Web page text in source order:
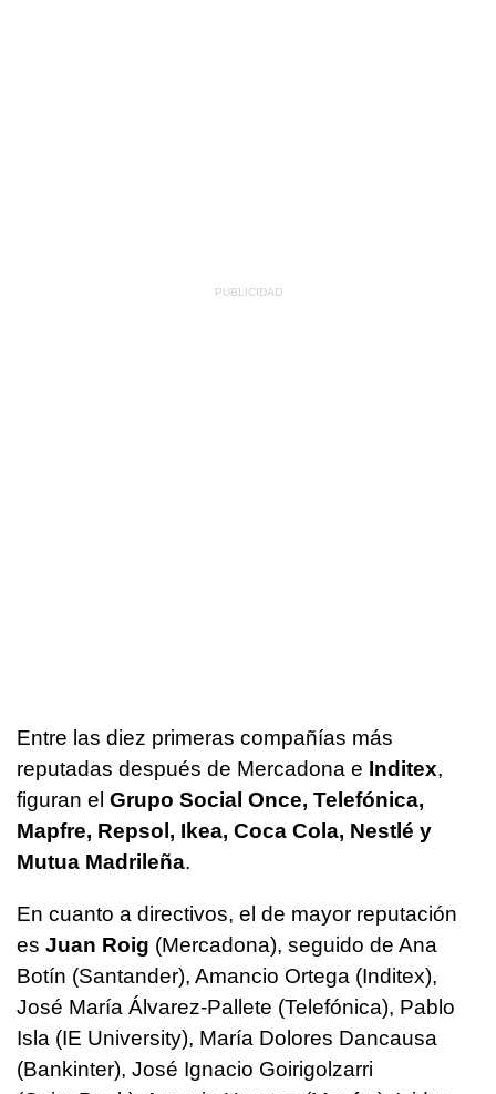
Entre las diez primeras compañías más
reputadas después de Mercadona e Inditex,
figuran el Grupo Social Once, Telefónica,
Mapfre, Repsol, Ikea, Coca Cola, Nestlé y
Mutua Madrileña.
En cuanto a directivos, el de mayor reputación
es Juan Roig (Mercadona), seguido de Ana
Botín (Santander), Amancio Ortega (Inditex),
José María Álvarez-Pallete (Telefónica), Pablo
Isla (IE University), María Dolores Dancausa
(Bankinter), José Ignacio Goirigolzarri